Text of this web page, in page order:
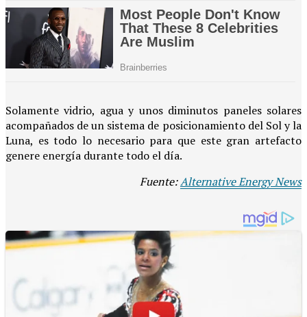
Solamente vidrio, agua y unos diminutos paneles solares
acompañados de un sistema de posicionamiento del Sol y la
Luna, es todo lo necesario para que este gran artefacto
genere energía durante todo el día.
Fuente:Alternative Energy News